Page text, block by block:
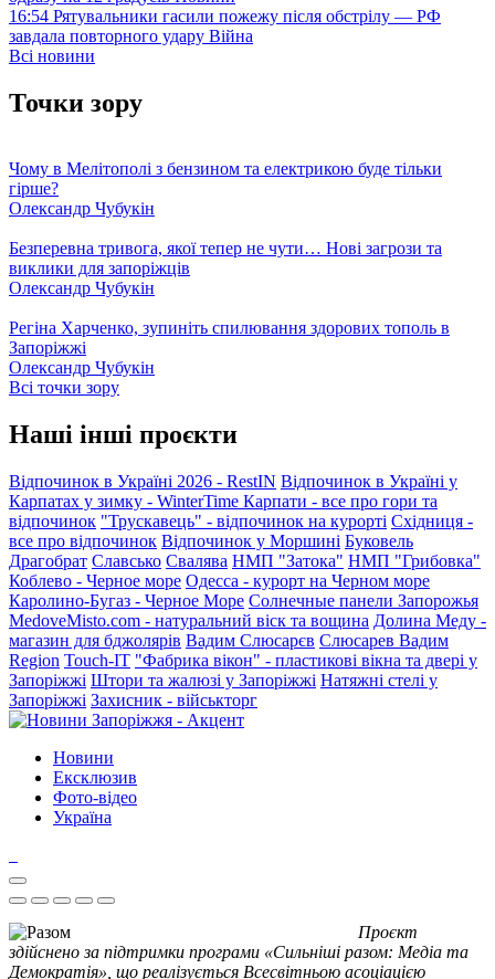
16:54 Рятувальники гасили пожежу після обстрілу — РФ
завдала повторного удару Війна
Всі новини
Точки зору
Чому в Мелітополі з бензином та електрикою буде тільки
гірше?
Олександр Чубукін
Безперевна тривога, якої тепер не чути… Нові загрози та
виклики для запоріжців
Олександр Чубукін
Регіна Харченко, зупиніть спилювання здорових тополь в
Запоріжжі
Олександр Чубукін
Всі точки зору
Наші інші проєкти
Відпочинок в Україні 2026 - RestIN Відпочинок в Україні у
Карпатах у зимку - WinterTime Карпати - все про гори та
відпочинок "Трускавець" - відпочинок на курорті Східниця -
все про відпочинок Відпочинок у Моршині Буковель
Драгобрат Славсько Свалява НМП "Затока" НМП "Грибовка"
Коблево - Черное море Одесса - курорт на Черном море
Каролино-Бугаз - Черное Море Солнечные панели Запорожья
MedoveMisto.com - натуральний віск та вощина Долина Меду -
магазин для бджолярів Вадим Слюсарєв Слюсарев Вадим
Region Touch-IT "Фабрика вікон" - пластикові вікна та двері у
Запоріжжі Штори та жалюзі у Запоріжжі Натяжні стелі у
Запоріжжі Захисник - військторг
Новини
Ексклюзив
Фото-відео
Україна
Проєкт
здійснено за підтримки програми «Сильніші разом: Медіа та
Демократія», що реалізується Всесвітньою асоціацією